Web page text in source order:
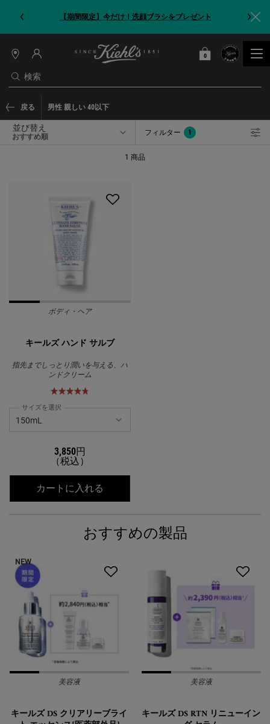
【期間限定】今だけ！洗顔ブラシをプレゼント
検索
店
情
報
カート
0
0 カート内の製品
戻る
男性 親しい 40以下
並び替え フィルター
フィルターメニュー
1
フィルターが適用されました
1 商品
ボディ・ヘア
キールズ ハンド サルブ
指先までしっとり潤いを与える、ハ
ンドクリーム
サイズを選択
3,850円
（税込）
カートに入れる
おすすめの製品
NEW
美容液
キールズ DS クリアリーブライ
美容液
キールズ DS RTN リニューイン